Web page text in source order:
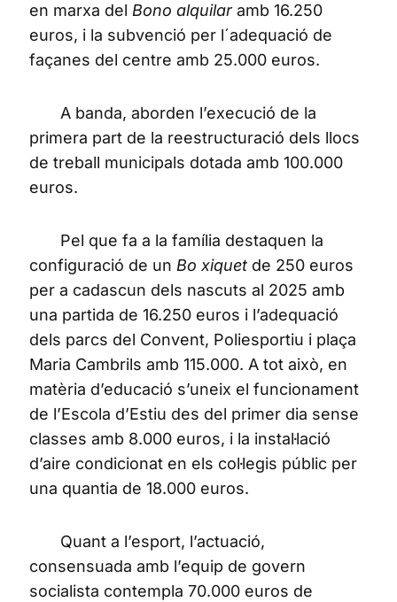
en marxa del Bono alquilaramb 16.250
euros, i la subvenció per l´adequació de
façanes del centre amb 25.000 euros.
A banda, aborden l’execució de la
primera part de la reestructuració dels llocs
de treball municipals dotada amb 100.000
euros.
Pel que fa a la família destaquen la
configuració de un Bo xiquet de 250 euros
per a cadascun dels nascuts al 2025 amb
una partida de 16.250 euros i l’adequació
dels parcs del Convent, Poliesportiu i plaça
Maria Cambrils amb 115.000. A tot això, en
matèria d’educació s’uneix el funcionament
de l’Escola d’Estiu des del primer dia sense
classes amb 8.000 euros, i la instal·lació
d’aire condicionat en els col·legis públic per
una quantia de 18.000 euros.
Quant a l’esport, l’actuació,
consensuada amb l’equip de govern
socialista contempla 70.000 euros de